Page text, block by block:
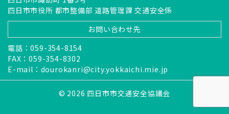
四日市市役所 都市整備部 道路管理課 交通安全係
お問い合わせ先
電話：059-354-8154
FAX：059-354-8302
E-mail： dourokanri@city.yokkaichi.mie.jp
© 2026 四日市市交通安全協議会